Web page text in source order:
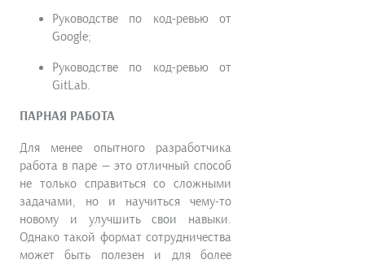
Руководстве по код-ревью от
Google;
Руководстве по код-ревью от
GitLab.
ПАРНАЯ РАБОТА
Для менее опытного разработчика
работа в паре — это отличный способ
не только справиться со сложными
задачами, но и научиться чему-то
новому и улучшить свои навыки.
Однако такой формат сотрудничества
может быть полезен и для более